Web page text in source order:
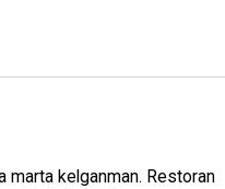
marta kelganman. Restoran